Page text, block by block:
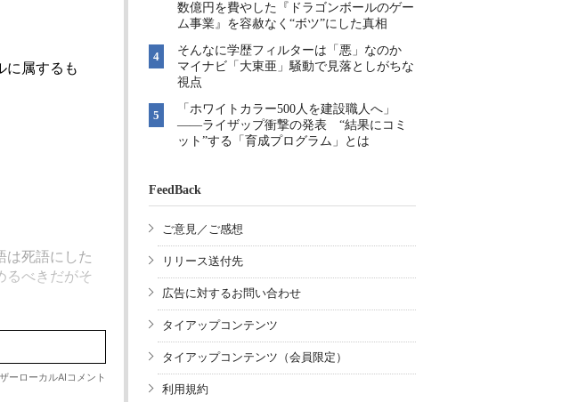
数億円を費やした『ドラゴンボールのゲー
ム事業』を容赦なく“ボツ”にした真相
そんなに学歴フィルターは「悪」なのか
マイナビ「大東亜」騒動で見落としがちな
視点
「ホワイトカラー500人を建設職人へ」
――ライザップ衝撃の発表 “結果にコミ
ット”する「育成プログラム」とは
FeedBack
ご意見／ご感想
リリース送付先
広告に対するお問い合わせ
タイアップコンテンツ
タイアップコンテンツ（会員限定）
利用規約